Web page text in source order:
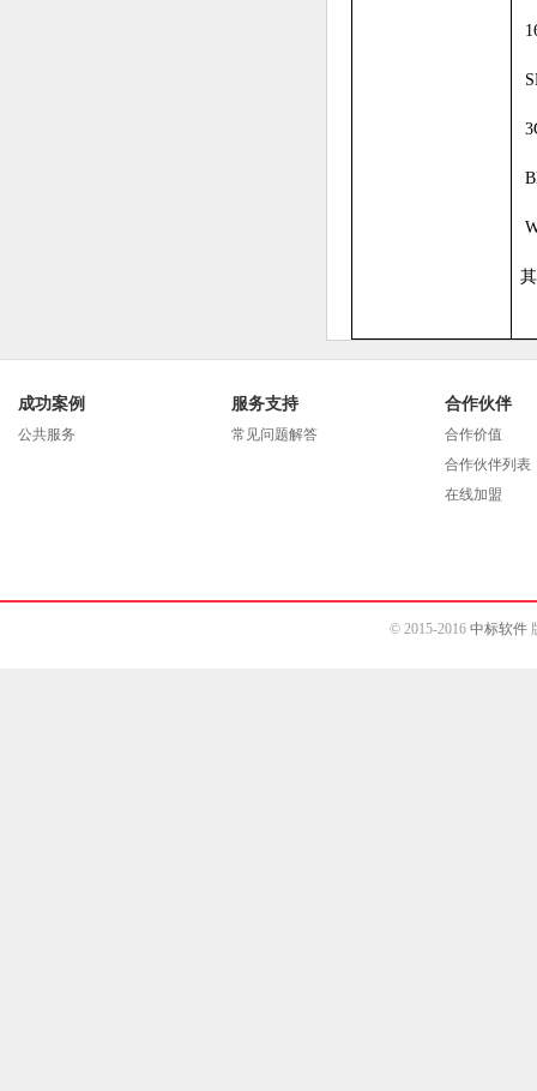
成功案例
公共服务
服务支持
常见问题解答
合作伙伴
合作价值
合作伙伴列表
在线加盟
© 2015-2016 中标软件